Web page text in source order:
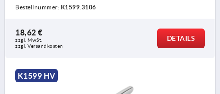
Bestellnummer: K1599.3106
18,62 €
zzgl. MwSt.
zzgl. Versandkosten
DETAILS
K1599 HV